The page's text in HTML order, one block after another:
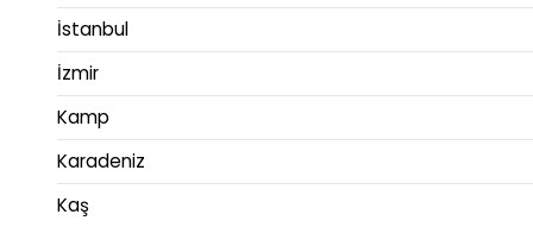
İstanbul
İzmir
Kamp
Karadeniz
Kaş